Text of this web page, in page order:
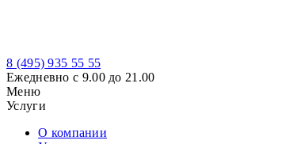
8 (495) 935 55 55
Ежедневно с 9.00 до 21.00
Меню
Услуги
О компании